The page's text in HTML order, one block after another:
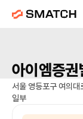
아이엠증권
서울 영등포구 여의
일부